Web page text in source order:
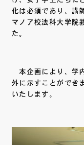
化は必須であり、講
マノア校法科大学院
た。
本企画により、学
外に示すことができ
いたします。